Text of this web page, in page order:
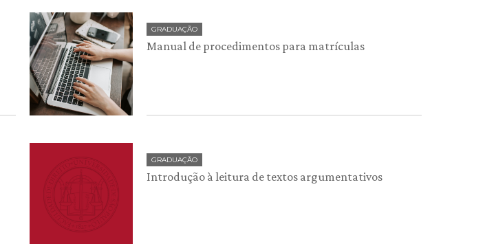
GRADUAÇÃO
Manual de procedimentos para matrículas
GRADUAÇÃO
Introdução à leitura de textos argumentativos